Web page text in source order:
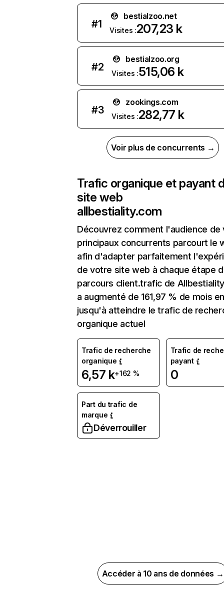
#1
bestialzoo.net
Visites :207,23 k
#2
bestialzoo.org
Visites :515,06 k
#3
zookings.com
Visites :282,77 k
Voir plus de concurrents →
Trafic organique et payant
site web
allbestiality.com
Découvrez comment l'audience de
principaux concurrents parcourt le
afin d'adapter parfaitement
de votre site web à chaque étape
parcours client.trafic de
a augmenté de 161,97 % de mois
jusqu'à atteindre le trafic de
organique actuel
Trafic de recherche
organique
6,57 k+162 %
Trafic de
payant
0
Part du trafic de
marque
Déverrouiller
Accéder à 10 ans de données →